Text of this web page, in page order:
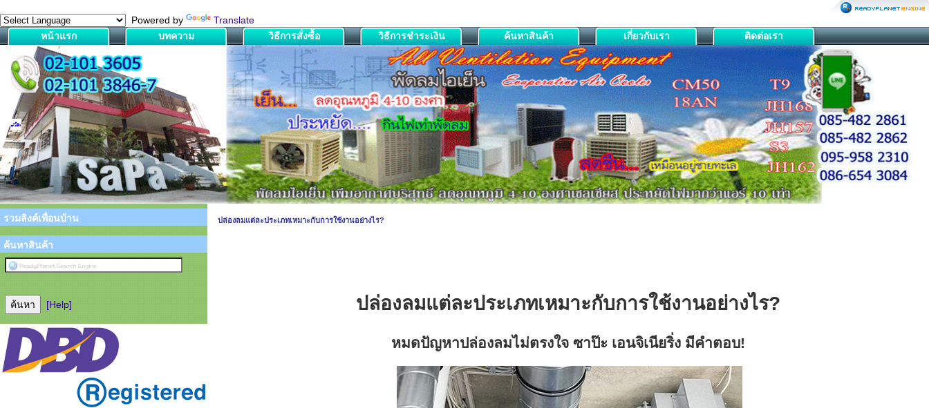
Powered by
Translate
หน้าแรก
บทความ วิธีการสั่งซื้อ วิธีการชำระเงิน ค้นหาสินค้า เกี่ยวกับเรา ติดต่อเรา
รวมลิงค์เพื่อนบ้าน
ค้นหาสินค้า
[Help]
ปล่องลมแต่ละประเภทเหมาะกับการใช้งานอย่างไร?
ปล่องลมแต่ละประเภทเหมาะกับการใช้งานอย่างไร?
หมดปัญหาปล่องลมไม่ตรงใจ ซาป๊ะ เอนจิเนียริ่ง มีคำตอบ!